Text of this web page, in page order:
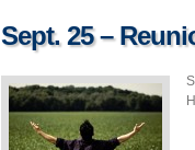
Sept. 25 –